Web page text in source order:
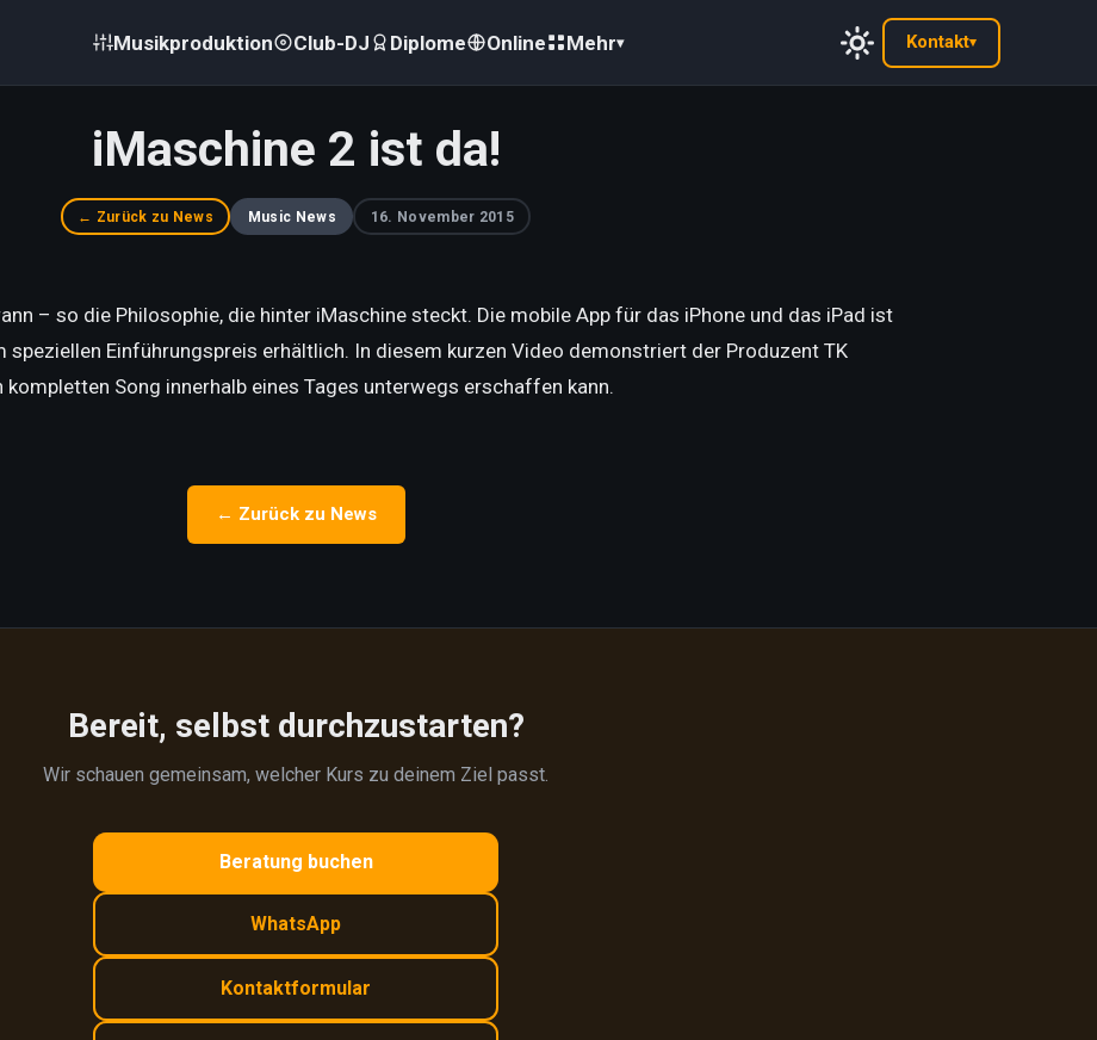
Musikproduktion Club-DJ Diplome Online Mehr▾ Kontakt▾
iMaschine 2 ist da!
← Zurück zu News Music News 16. November 2015
– so die Philosophie, die hinter iMaschine steckt. Die mobile App für das iPhone und das iPad ist
speziellen Einführungspreis erhältlich. In diesem kurzen Video demonstriert der Produzent TK
kompletten Song innerhalb eines Tages unterwegs erschaffen kann.
← Zurück zu News
Bereit, selbst durchzustarten?
Wir schauen gemeinsam, welcher Kurs zu deinem Ziel passt.
Beratung buchen
WhatsApp
Kontaktformular